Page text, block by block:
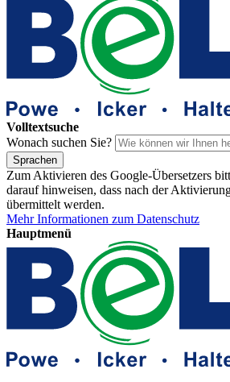
Volltextsuche
Wonach suchen Sie?
Sprachen
Zum Aktivieren des Google-Übersetzers
darauf hinweisen, dass nach der
übermittelt werden.
Mehr Informationen zum Datenschutz
Hauptmenü